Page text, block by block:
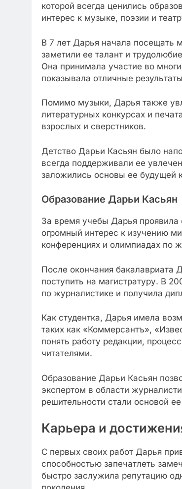
которой всегда ценились
интерес к музыке, поэзии и
В 7 лет Дарья начала посещать
заметили ее талант и
Она принимала участие во
показывала отличные
Помимо музыки, Дарья также
литературных конкурсах и
взрослых и сверстников.
Детство Дарьи Касьян было
всегда поддерживали ее
заложились основы ее будущей
Образование Дарьи Касьян
За время учебы Дарья проявила
огромный интерес к изучению
конференциях и олимпиадах по
После окончания бакалавриата
поступить на магистратуру. В
по журналистике и получила
Как студентка, Дарья имела
таких как «Коммерсантъ»,
понять работу редакции,
читателями.
Образование Дарьи Касьян
экспертом в области
решительности стали основой
Карьера и
С первых своих работ Дарья
способностью запечатлеть
быстро заслужила репутацию